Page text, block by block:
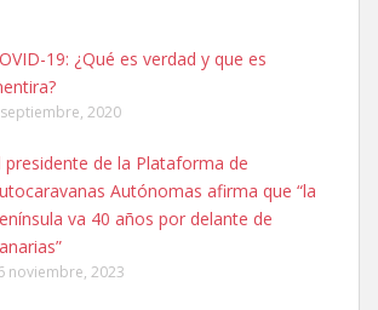
AVDA JOSE MESA Y LOPEZ
SHIBA CON MICROCHIP PERDIDO HOY
MESA Y LOPEZ. ES MUY ASUSTADIZO
Canaria
6.7.2025
19: ¿Qué es verdad y que es
2020
presidente de la Plataforma de
Autónomas afirma que “la
va 40 años por delante de
noviembre, 2023